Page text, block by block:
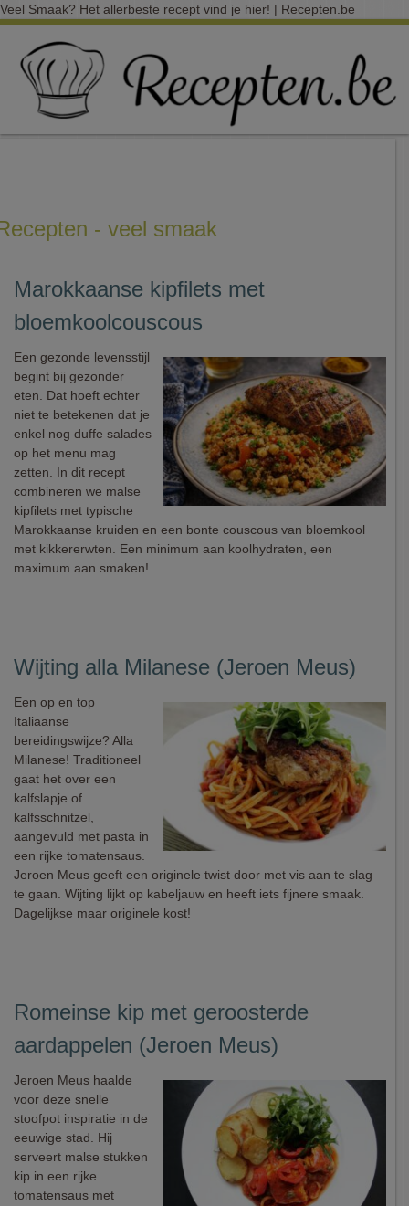
Veel Smaak? Het allerbeste recept vind je hier! | Recepten.be
- veel smaak
Marokkaanse kipfilets met
bloemkoolcouscous
Een gezonde levensstijl
begint bij gezonder
eten. Dat hoeft echter
niet te betekenen dat je
enkel nog duffe salades
op het menu mag
zetten. In dit recept
combineren we malse
kipfilets met typische
Marokkaanse kruiden en een bonte couscous van bloemkool
met kikkererwten. Een minimum aan koolhydraten, een
maximum aan smaken!
Wijting alla Milanese (Jeroen Meus)
Een op en top
Italiaanse
bereidingswijze? Alla
Milanese! Traditioneel
gaat het over een
kalfslapje of
kalfsschnitzel,
aangevuld met pasta in
een rijke tomatensaus.
Jeroen Meus geeft een originele twist door met vis aan te slag
te gaan. Wijting lijkt op kabeljauw en heeft iets fijnere smaak.
Dagelijkse maar originele kost!
Romeinse kip met geroosterde
aardappelen (Jeroen Meus)
Jeroen Meus haalde
voor deze snelle
stoofpot inspiratie in de
eeuwige stad. Hij
serveert malse stukken
kip in een rijke
tomatensaus met